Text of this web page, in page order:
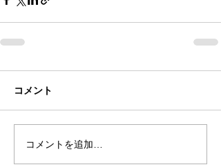
コメント
コメントを追加…